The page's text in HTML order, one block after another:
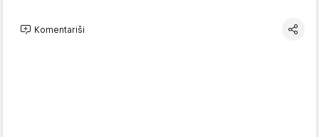
Komentariši